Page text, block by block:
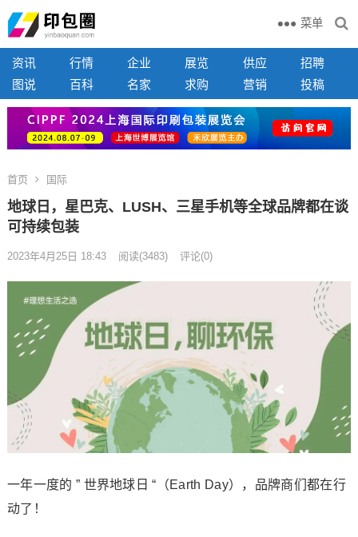
菜单
资讯 行情 企业 展览 供应
招聘
图说
百科 名家 求购 营销 投稿
首页 国际
地球日，星巴克、LUSH、三星手机等全球品牌都在谈
可持续包装
2023年4月25日 18:43 阅读(3483) 评论(0)
一年一度的 ” 世界地球日 “（Earth Day），品牌商们都在行
动了！